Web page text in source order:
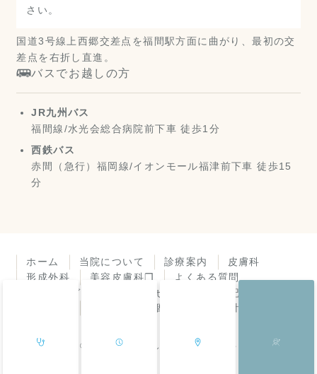
さい。
国道3号線上西郷交差点を福間駅方面に曲がり、最初の交
差点を右折し直進。
バスでお越しの方
JR九州バス
福間線/水光会総合病院前下車 徒歩1分
西鉄バス
赤間（急行）福岡線/イオンモール福津前下車 徒歩15
分
ホーム 当院について 診療案内
皮膚科
形成外科
美容皮膚科❐
よくある質問
アクセスガイド
お知らせ
診療所日記
個人情報保護方針
© 福岡県福津市 よしき皮膚科・形成外科